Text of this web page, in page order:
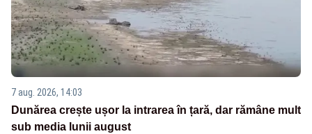
7 aug. 2026, 14:03
Dunărea crește ușor la intrarea în țară, dar rămâne mult
sub media lunii august